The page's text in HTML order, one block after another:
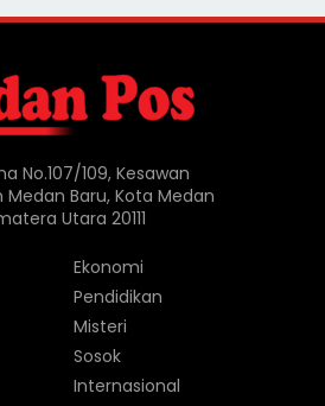
No.107/109, Kesawan
Baru, Kota Medan
Utara 20111
Ekonomi
Pendidikan
Misteri
Sosok
Internasional